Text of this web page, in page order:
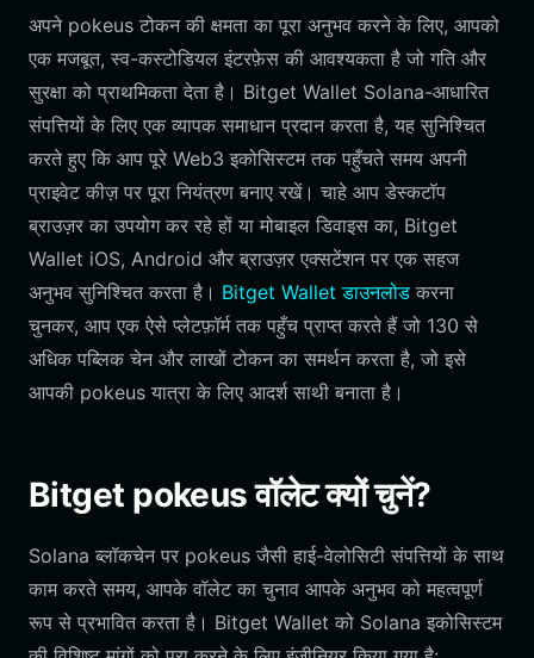
अपने pokeus टोकन की क्षमता का पूरा अनुभव करने के लिए, आपको
एक मजबूत, स्व-कस्टोडियल इंटरफ़ेस की आवश्यकता है जो गति और
सुरक्षा को प्राथमिकता देता है। Bitget Wallet Solana-आधारित
संपत्तियों के लिए एक व्यापक समाधान प्रदान करता है, यह सुनिश्चित
करते हुए कि आप पूरे Web3 इकोसिस्टम तक पहुँचते समय अपनी
प्राइवेट कीज़ पर पूरा नियंत्रण बनाए रखें। चाहे आप डेस्कटॉप
ब्राउज़र का उपयोग कर रहे हों या मोबाइल डिवाइस का, Bitget
Wallet iOS, Android और ब्राउज़र एक्सटेंशन पर एक सहज
अनुभव सुनिश्चित करता है। Bitget Wallet डाउनलोड करना
चुनकर, आप एक ऐसे प्लेटफ़ॉर्म तक पहुँच प्राप्त करते हैं जो 130 से
अधिक पब्लिक चेन और लाखों टोकन का समर्थन करता है, जो इसे
आपकी pokeus यात्रा के लिए आदर्श साथी बनाता है।
Bitget pokeus वॉलेट क्यों चुनें?
Solana ब्लॉकचेन पर pokeus जैसी हाई-वेलोसिटी संपत्तियों के साथ
काम करते समय, आपके वॉलेट का चुनाव आपके अनुभव को महत्वपूर्ण
रूप से प्रभावित करता है। Bitget Wallet को Solana इकोसिस्टम